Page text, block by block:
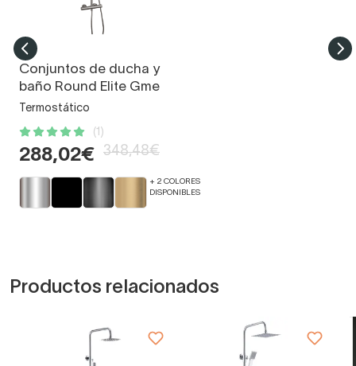
Conjuntos de ducha y
baño Round Elite Gme
Termostático
(1)
288,02€ 348,48€
+ 2 COLORES
DISPONIBLES
Productos relacionados